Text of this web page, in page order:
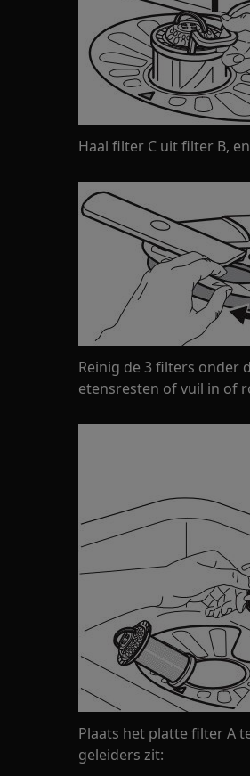
Haal filter C uit filter B,
Reinig de 3 filters onder
etensresten of vuil in of
Plaats het platte filter A
geleiders zit: